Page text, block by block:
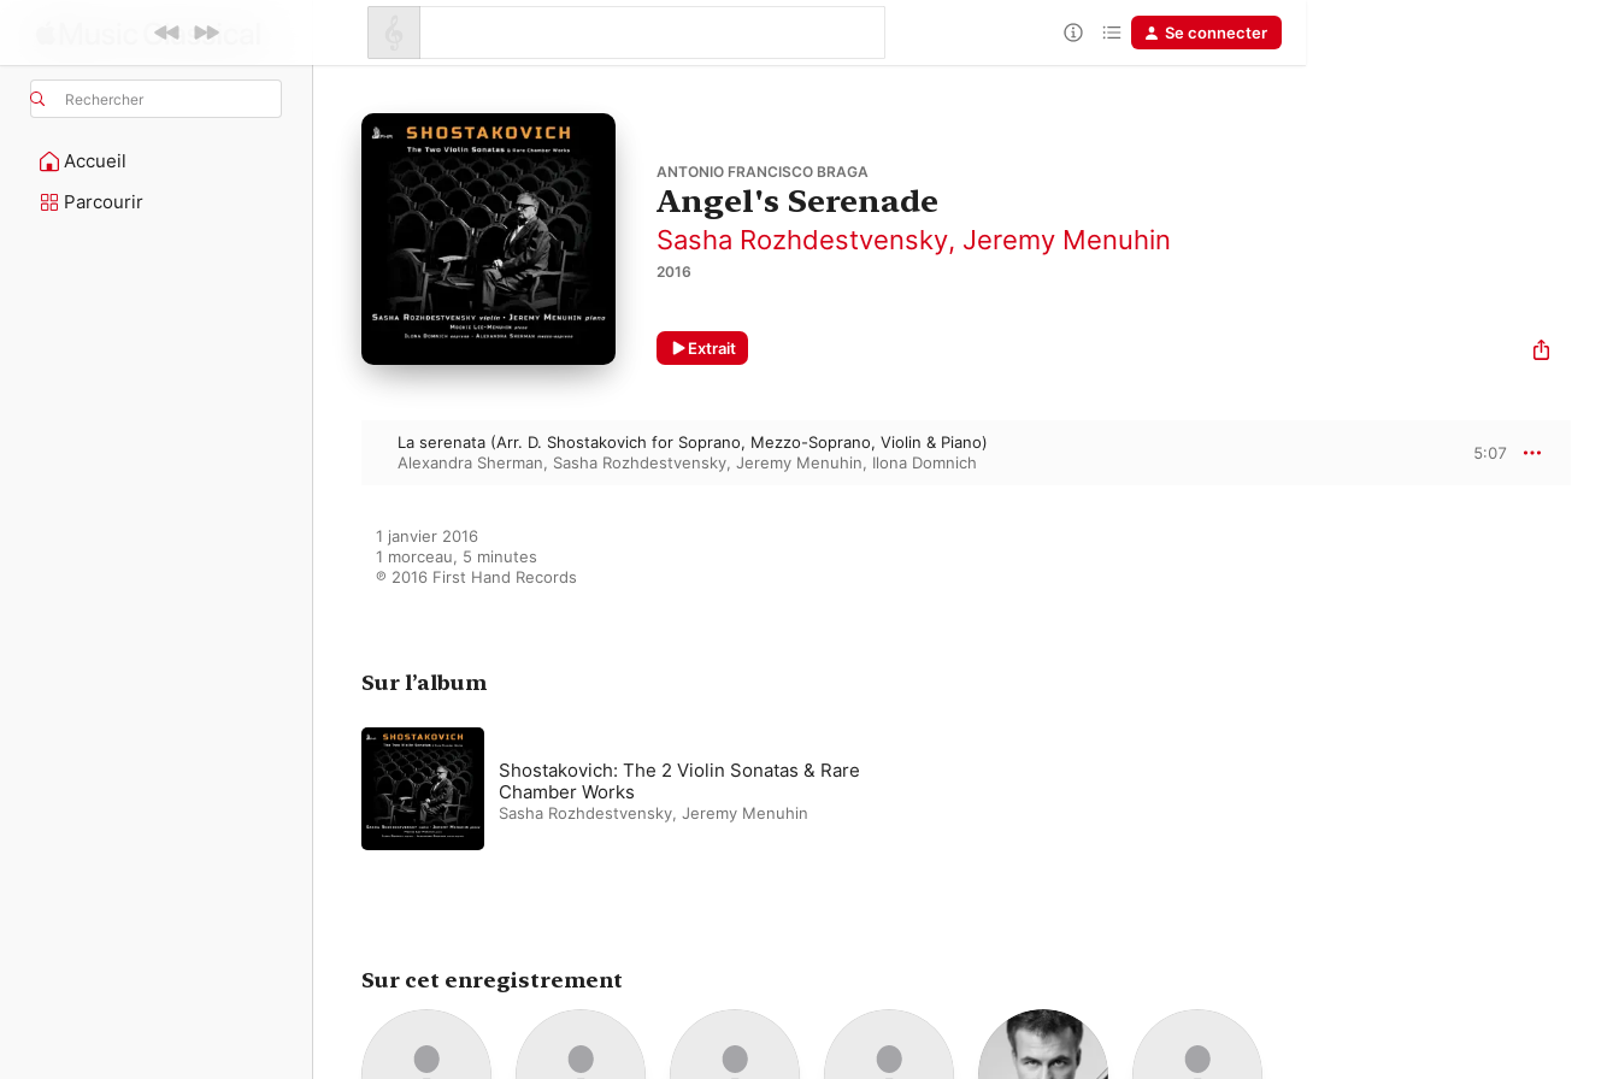
Rechercher
Accueil
Parcourir
Se connecter
ANTONIO FRANCISCO BRAGA
Angel's Serenade
Sasha Rozhdestvensky, Jeremy Menuhin
2016
Extrait
La serenata (Arr. D. Shostakovich for Soprano, Mezzo-Soprano, Violin & Piano)
Alexandra Sherman, Sasha Rozhdestvensky, Jeremy Menuhin, Ilona Domnich
5:07
1 janvier 2016
1 morceau, 5 minutes
℗ 2016 First Hand Records
Sur l’album
Shostakovich: The 2 Violin Sonatas & Rare
Chamber Works
Sasha Rozhdestvensky, Jeremy Menuhin
Sur cet enregistrement